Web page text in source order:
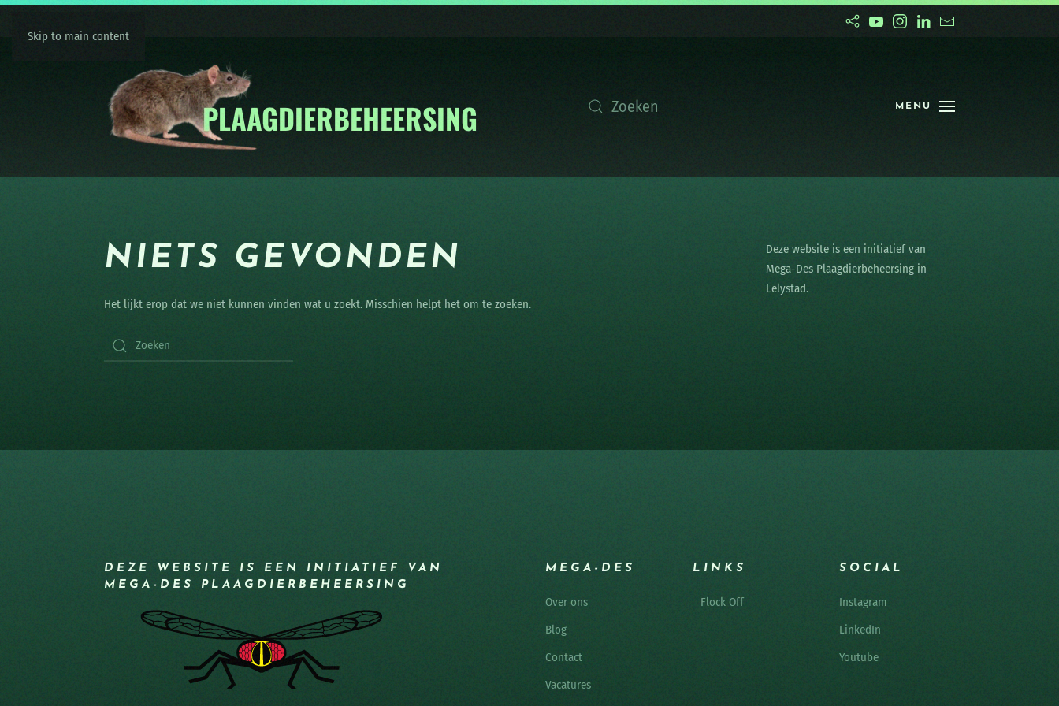
Skip to main content
MENU
NIETS GEVONDEN
Het lijkt erop dat we niet kunnen vinden wat u zoekt. Misschien helpt het om te zoeken.
Deze website is een initiatief van
Mega-Des Plaagdierbeheersing in
Lelystad.
DEZE WEBSITE IS EEN INITIATIEF VAN
MEGA-DES PLAAGDIERBEHEERSING
MEGA-DES
Over ons
Blog
Contact
Vacatures
LINKS
Flock Off
SOCIAL
Instagram
LinkedIn
Youtube